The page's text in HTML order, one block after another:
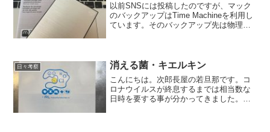
以前SNSには投稿したのですが、マック
のバックアップはTime Machineを利用し
ています。そのバックアップ先は物理的
家族が来...
日々考察 消える菌・キエルキン
こんにちは。次郎長屋の若旦那です。コ
ロナウイルスが終息するまでは相当数な
日時を要する事が分かってきました。ま